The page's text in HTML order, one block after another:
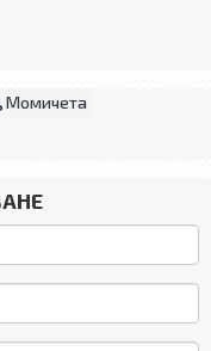
Момичета